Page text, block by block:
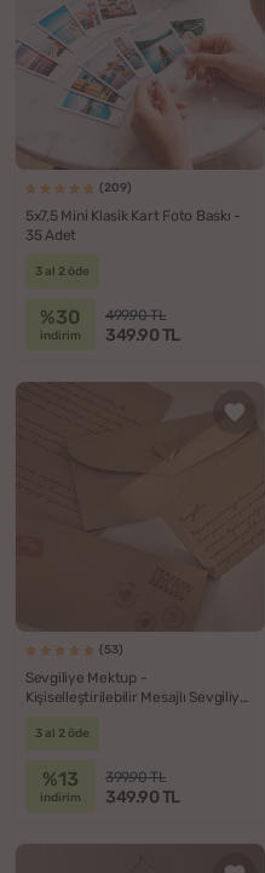
(209)
5x7,5 Mini Klasik Kart Foto Baskı -
35 Adet
3 al 2 öde
%30
indirim
499.90 TL
349.90 TL
(53)
Sevgiliye Mektup -
Kişiselleştirilebilir Mesajlı Sevgiliye
3 al 2 öde
%13
indirim
399.90 TL
349.90 TL